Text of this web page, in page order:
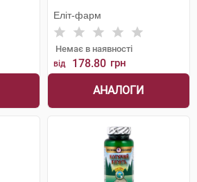
Еліт-фарм
Немає в наявності
від 178.80 грн
АНАЛОГИ